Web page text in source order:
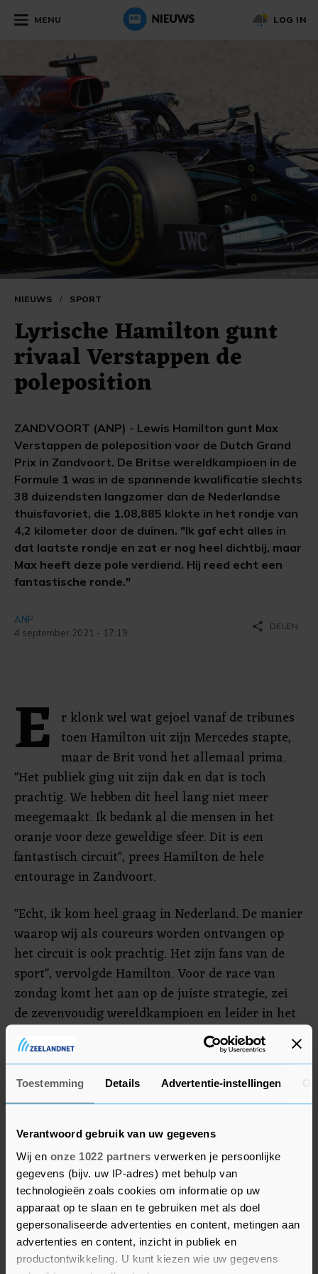
Toestemming Details Advertentie-instellingen
Verantwoord gebruik van uw gegevens
Wij en onze 1022 partners verwerken je persoonlijke
gegevens (bijv. uw IP-adres) met behulp van
technologieën zoals cookies om informatie op uw
apparaat op te slaan en te gebruiken met als doel
gepersonaliseerde advertenties en content, metingen aan
advertenties en content, inzicht in publiek en
productontwikkeling. U kunt kiezen wie uw gegevens
MENU LOG IN
NIEUWS / SPORT
Lyrische Hamilton gunt
rivaal Verstappen de
poleposition
ZANDVOORT (ANP) - Lewis Hamilton gunt Max
Verstappen de poleposition voor de Dutch Grand
Prix in Zandvoort. De Britse wereldkampioen in de
Formule 1 was in de spannende kwalificatie slechts
38 duizendsten langzamer dan de Nederlandse
thuisfavoriet, die 1.08,885 klokte in het rondje van
4,2 kilometer door de duinen. "Ik gaf echt alles in
dat laatste rondje en zat er nog heel dichtbij, maar
Max heeft deze pole verdiend. Hij reed echt een
fantastische ronde."
ANP
4 september 2021 - 17:19
share DELEN
E r klonk wel wat gejoel vanaf de tribunes
toen Hamilton uit zijn Mercedes stapte,
maar de Brit vond het allemaal prima.
"Het publiek ging uit zijn dak en dat is toch
prachtig. We hebben dit heel lang niet meer
meegemaakt. Ik bedank al die mensen in het
oranje voor deze geweldige sfeer. Dit is een
fantastisch circuit", prees Hamilton de hele
entourage in Zandvoort.
"Echt, ik kom heel graag in Nederland. De manier
waarop wij als coureurs worden ontvangen op
het circuit is ook prachtig. Het zijn fans van de
sport", vervolgde Hamilton. Voor de race van
zondag komt het aan op de juiste strategie, zei
de zevenvoudig wereldkampioen en leider in het
WK-klassement. "Inhalen wordt gewoon lastig, ik
zal dus een tactische manier moeten vinden om
Max voorbij te gaan. Maar voor nu geniet ik nog
even na van de kwalificatie. Dit is echt een
genoten van een rondje racen."